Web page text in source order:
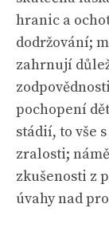
hranic a
dodržování;
zahrnují
pochopení
stádií, to vše
zralosti;
zkušenosti z
úvahy nad